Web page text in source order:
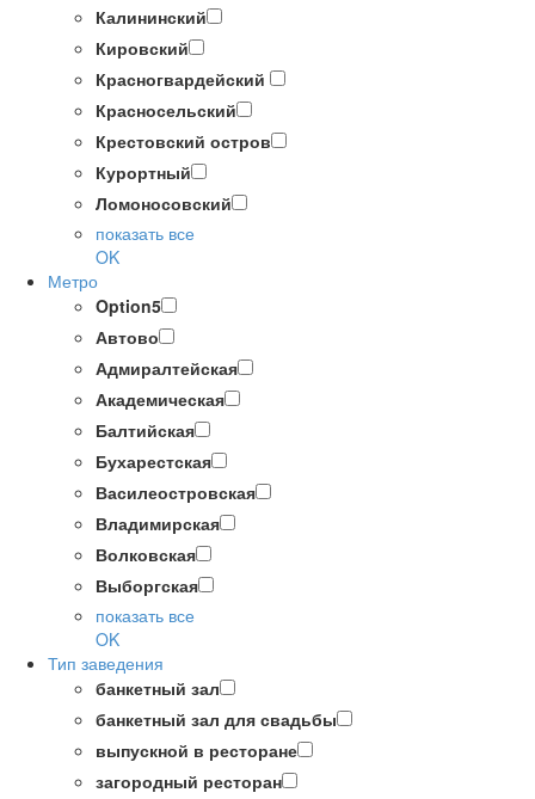
Калининский
Кировский
Красногвардейский
Красносельский
Крестовский остров
Курортный
Ломоносовский
показать все
OK
Метро
Option5
Автово
Адмиралтейская
Академическая
Балтийская
Бухарестская
Василеостровская
Владимирская
Волковская
Выборгская
показать все
OK
Тип заведения
банкетный зал
банкетный зал для свадьбы
выпускной в ресторане
загородный ресторан